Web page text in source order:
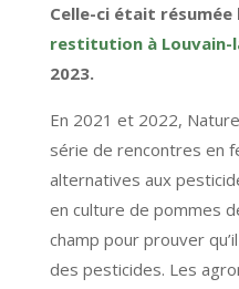
Celle-ci était résumée
restitution à Louvain-
2023.
En 2021 et 2022,
série de rencontres en
alternatives aux
en culture de pommes
champ pour prouver
des pesticides. Les